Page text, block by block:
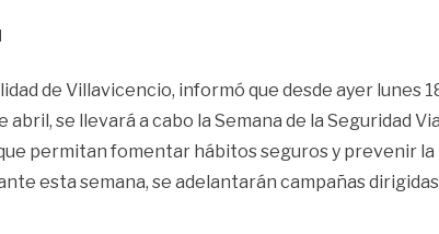
de Villavicencio, informó que desde ayer lunes
abril, se llevará a cabo la Semana de la Seguridad
permitan fomentar hábitos seguros y prevenir la
esta semana, se adelantarán campañas